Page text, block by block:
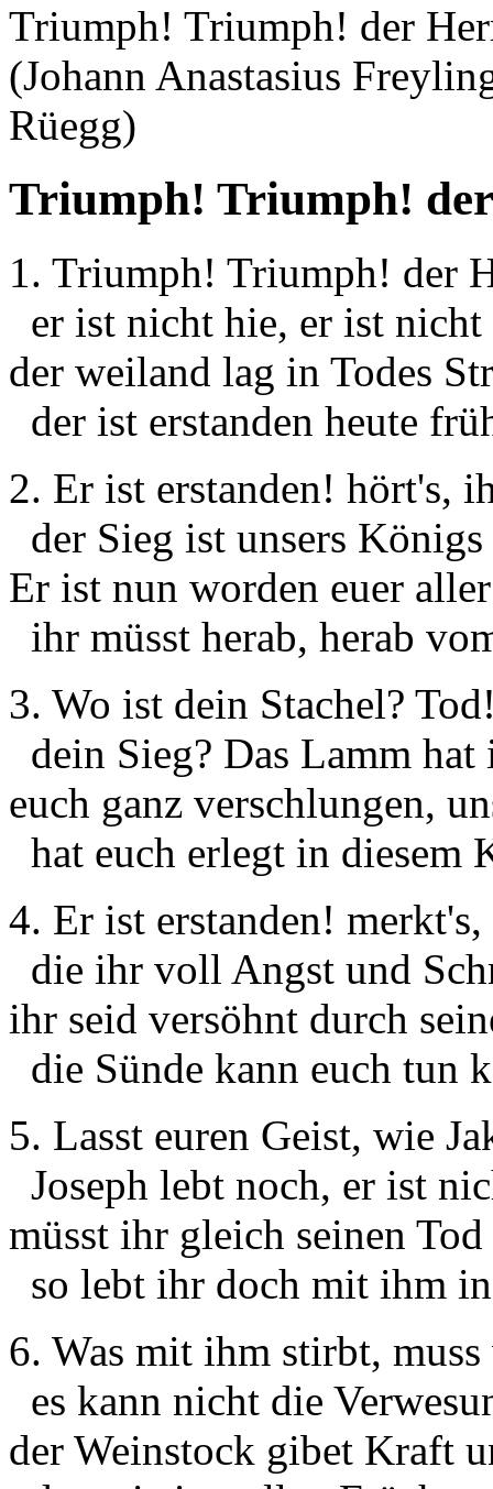
Triumph! Triumph! der
(Johann Anastasius
Rüegg)
Triumph! Triumph!
1. Triumph! Triumph! der
er ist nicht hie, er ist
der weiland lag in Todes
der ist erstanden heute
2. Er ist erstanden! hört's,
der Sieg ist unsers
Er ist nun worden euer
ihr müsst herab, herab
3. Wo ist dein Stachel?
dein Sieg? Das Lamm hat
euch ganz verschlungen,
hat euch erlegt in diesem
4. Er ist erstanden!
die ihr voll Angst und
ihr seid versöhnt durch
die Sünde kann euch tun
5. Lasst euren Geist, wie
Joseph lebt noch, er ist
müsst ihr gleich seinen
so lebt ihr doch mit ihm
6. Was mit ihm stirbt,
es kann nicht die
der Weinstock gibet Kraft